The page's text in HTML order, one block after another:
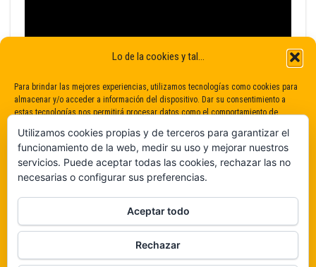
Lo de la cookies y tal...
Para brindar las mejores experiencias, utilizamos tecnologías como cookies para
almacenar y/o acceder a información del dispositivo. Dar su consentimiento a
estas tecnologías nos permitirá procesar datos como el comportamiento de
consentimiento puede afectar negativamente a determinadas características y
funciones.
De ninguna manera
Veámos que hay aquí
Utilizamos cookies propias y de terceros para garantizar el
funcionamiento de la web, medir su uso y mejorar nuestros
servicios. Puede aceptar todas las cookies, rechazar las no
necesarias o configurar sus preferencias.
Aceptar todo
Rechazar